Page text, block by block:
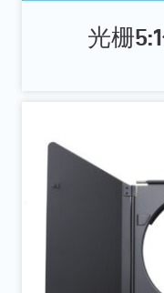
光栅